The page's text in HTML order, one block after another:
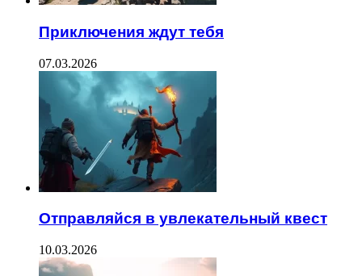
Приключения ждут тебя
07.03.2026
Отправляйся в увлекательный квест
10.03.2026